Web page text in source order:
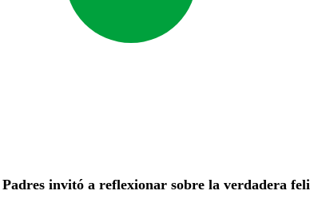
invitó a reflexionar sobre la verdadera